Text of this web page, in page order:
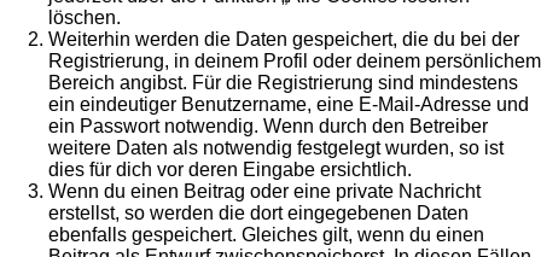
löschen.
Weiterhin werden die Daten gespeichert, die du bei der
Registrierung, in deinem Profil oder deinem persönlichem
Bereich angibst. Für die Registrierung sind mindestens
ein eindeutiger Benutzername, eine E-Mail-Adresse und
ein Passwort notwendig. Wenn durch den Betreiber
weitere Daten als notwendig festgelegt wurden, so ist
dies für dich vor deren Eingabe ersichtlich.
Wenn du einen Beitrag oder eine private Nachricht
erstellst, so werden die dort eingegebenen Daten
ebenfalls gespeichert. Gleiches gilt, wenn du einen